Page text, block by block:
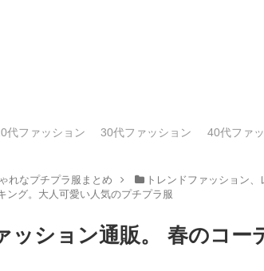
代ファッション 30代ファッション 40代ファ
れなプチプラ服まとめ
トレンドファッション
ング。大人可愛い人気のプチプラ服
ション通販。 春のコー